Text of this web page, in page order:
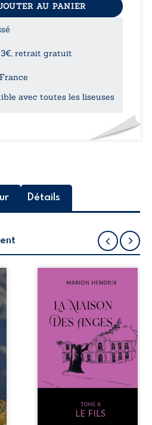
AU PANIER
retrait gratuit
avec toutes les liseuses
Détails
Nous sommes en
après le décès du
patriarche
Anatole-Eustache.
La famille devra
affronter non
seulement un
inconnu qui rôde
autour du
domaine et dont
Firmin, le fidèle
majordome,
redoute les visites,